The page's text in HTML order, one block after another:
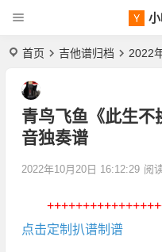
首页 吉他谱归档 2022
青鸟飞鱼《此生不
音独奏谱
2022年10月20日 16:12:29 阅
点击定制扒谱制谱